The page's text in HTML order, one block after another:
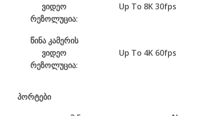
ვიდეო
რეზოლუცია:
Up To 8K 30fps
წინა კამერის
ვიდეო
რეზოლუცია:
Up To 4K 60fps
პორტები